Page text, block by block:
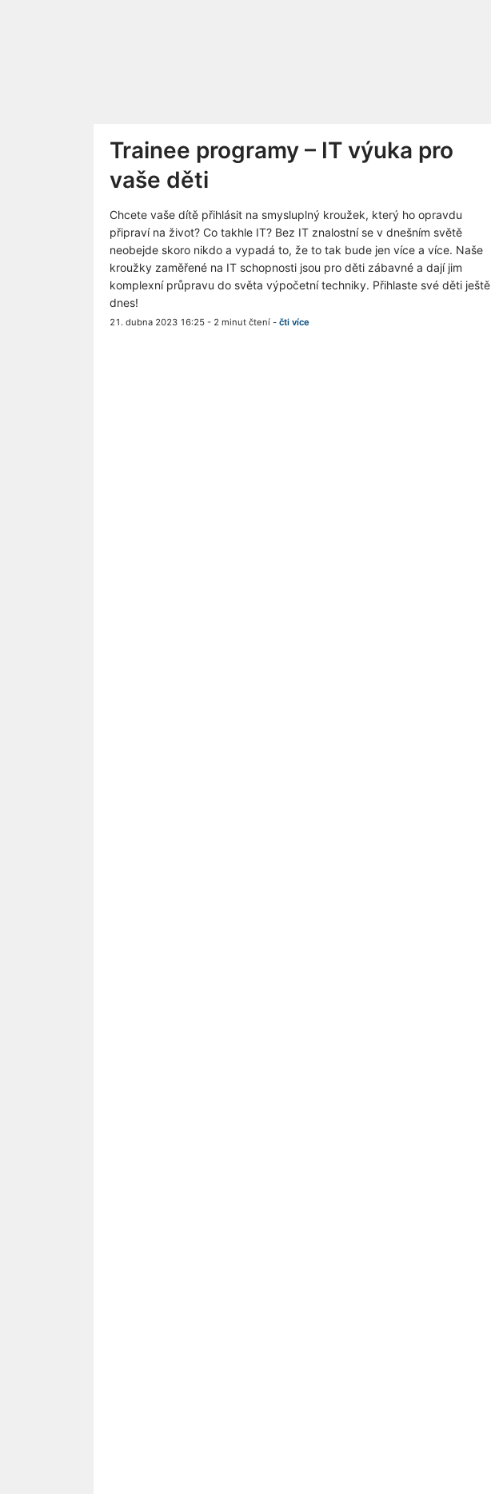
Trainee programy – IT výuka pro
vaše děti
Chcete vaše dítě přihlásit na smysluplný kroužek, který ho opravdu
připraví na život? Co takhle IT? Bez IT znalostní se v dnešním světě
neobejde skoro nikdo a vypadá to, že to tak bude jen více a více. Naše
kroužky zaměřené na IT schopnosti jsou pro děti zábavné a dají jim
komplexní průpravu do světa výpočetní techniky. Přihlaste své děti ještě
dnes!
21. dubna 2023 16:25 - 2 minut čtení - čti více